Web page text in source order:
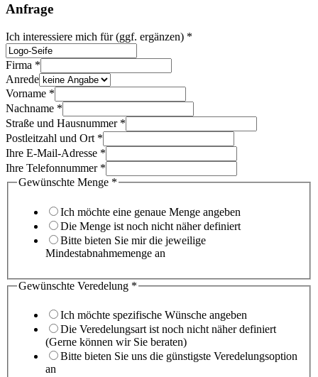
Anfrage
damit
Link
Firma
Ich interessiere mich für (ggf. ergänzen) *
Firma *
Anrede
Vorname *
Nachname *
Straße und Hausnummer *
Postleitzahl und Ort *
Ihre E-Mail-Adresse *
Ihre Telefonnummer *
Gewünschte Menge *
Ich möchte eine genaue Menge angeben
Die Menge ist noch nicht näher definiert
Bitte bieten Sie mir die jeweilige
Mindestabnahmemenge an
Gewünschte Veredelung *
Ich möchte spezifische Wünsche angeben
Die Veredelungsart ist noch nicht näher definiert
(Gerne können wir Sie beraten)
Bitte bieten Sie uns die günstigste Veredelungsoption
an